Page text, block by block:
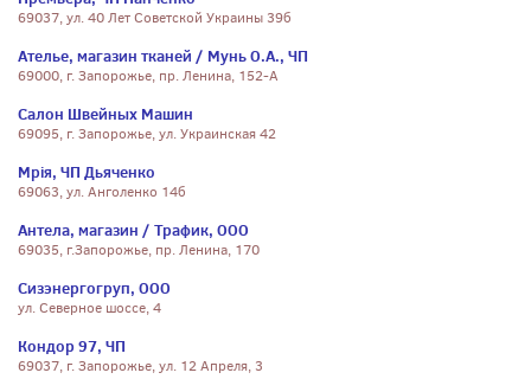
69037, ул. 40 Лет Советской Украины 39б
Ателье, магазин тканей / Мунь О.А., ЧП
69000, г. Запорожье, пр. Ленина, 152-А
Салон Швейных Машин
69095, г. Запорожье, ул. Украинская 42
Мрія, ЧП Дьяченко
69063, ул. Анголенко 14б
Антела, магазин / Трафик, ООО
69035, г.Запорожье, пр. Ленина, 170
Сизэнергогруп, ООО
ул. Северное шоссе, 4
Кондор 97, ЧП
69037, г. Запорожье, ул. 12 Апреля, 3